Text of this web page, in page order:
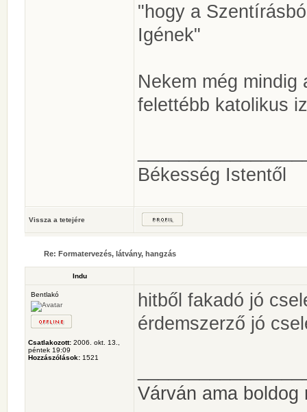
"hogy a
Igének"
Nekem még
felettébb katolikus
Békesség Istentől
Vissza a tetejére
Re: Formatervezés, látvány, hangzás
Indu
Bentlakó
Csatlakozott: 2006. okt. 13.,
péntek 19:09
Hozzászólások: 1521
hitből fakadó jó
érdemszerző jó
Várván ama boldog